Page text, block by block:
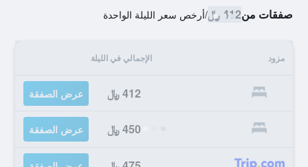
صفقات من412 ﷼ /أرخص سعر الليلة الواحدة
مزود الإجمالي في الليلة
412 ﷼ عرض الصفقة
450 ﷼ عرض الصفقة